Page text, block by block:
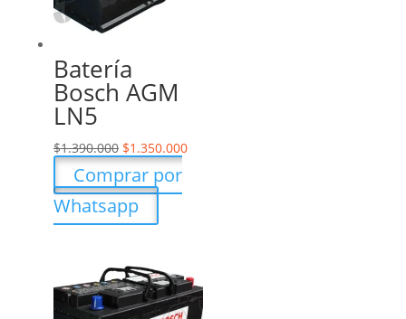
Batería
Bosch AGM
LN5
$1.390.000 $1.350.000
Comprar por
Whatsapp